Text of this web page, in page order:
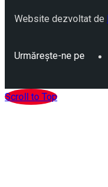
Website dezvoltat de
Urmărește-ne pe
Scroll to Top